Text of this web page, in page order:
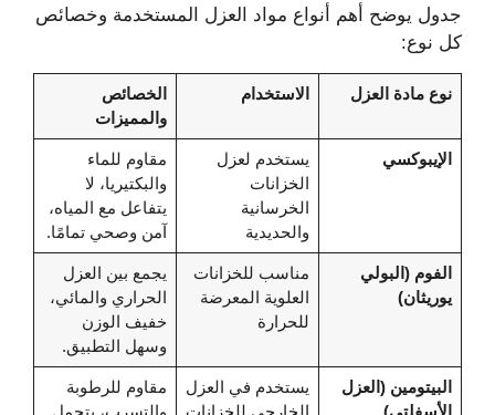
جدول يوضح أهم أنواع مواد العزل المستخدمة وخصائص
كل نوع:
نوع مادة العزل الاستخدام
الخصائص
والمميزات
الإيبوكسي
يستخدم لعزل
الخزانات
الخرسانية
والحديدية
مقاوم للماء
والبكتيريا، لا
يتفاعل مع المياه،
آمن وصحي تمامًا.
الفوم (البولي
يوريثان)
مناسب للخزانات
العلوية المعرضة
للحرارة
يجمع بين العزل
الحراري والمائي،
خفيف الوزن
وسهل التطبيق.
البيتومين (العزل
الأسفلتي)
يستخدم في العزل
الخارجي للخزانات
مقاوم للرطوبة
والتسرب، يتحمل